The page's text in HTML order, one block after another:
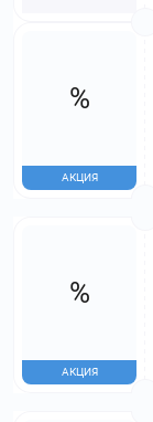
%
АКЦИЯ
%
АКЦИЯ